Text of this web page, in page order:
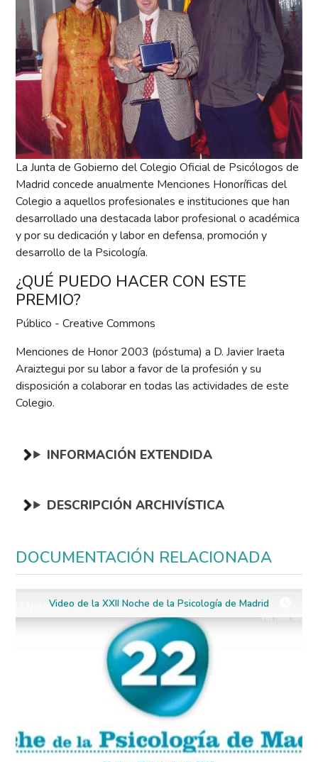
La Junta de Gobierno del Colegio Oficial de Psicólogos de
Madrid concede anualmente Menciones Honoríficas del
Colegio a aquellos profesionales e instituciones que han
desarrollado una destacada labor profesional o académica
y por su dedicación y labor en defensa, promoción y
desarrollo de la Psicología.
¿QUÉ PUEDO HACER CON ESTE
PREMIO?
Público - Creative Commons
Menciones de Honor 2003 (póstuma) a D. Javier Iraeta
Araiztegui por su labor a favor de la profesión y su
disposición a colaborar en todas las actividades de este
Colegio.
INFORMACIÓN EXTENDIDA
DESCRIPCIÓN ARCHIVÍSTICA
DOCUMENTACIÓN RELACIONADA
Video de la XXII Noche de la Psicología de Madrid